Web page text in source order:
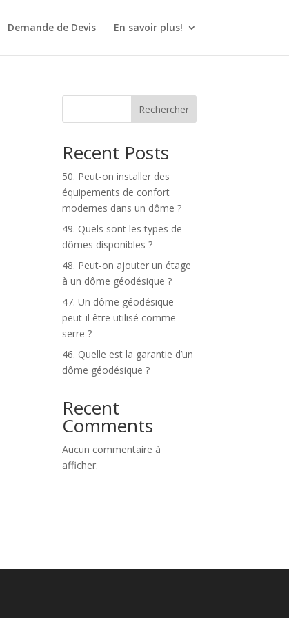
Demande de Devis En savoir plus!
Rechercher
Recent Posts
50. Peut-on installer des
équipements de confort
modernes dans un dôme ?
49. Quels sont les types de
dômes disponibles ?
48. Peut-on ajouter un étage
à un dôme géodésique ?
47. Un dôme géodésique
peut-il être utilisé comme
serre ?
46. Quelle est la garantie d’un
dôme géodésique ?
Recent
Comments
Aucun commentaire à
afficher.